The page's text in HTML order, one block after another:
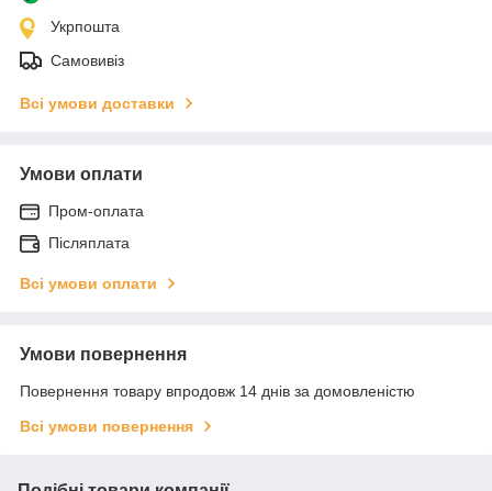
Укрпошта
Самовивіз
Всі умови доставки
Умови оплати
Пром-оплата
Післяплата
Всі умови оплати
Умови повернення
Повернення товару впродовж 14 днів за домовленістю
Всі умови повернення